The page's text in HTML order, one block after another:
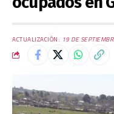
ACTUALIZACIÓN: 19 DE